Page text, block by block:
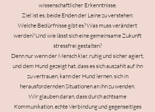
wissenschaftlicher Erkenntnisse.
Ziel ist es, beide Enden der Leine zu verstehen:
Welche Bedürfnisse gibt es? Was muss verändert
werden? Und wie lässt sich eine gemeinsame Zukunft
stressfrei gestalten?
Denn nur wenn der Mensch klar, ruhig und sicher agiert,
und dem Hund gezeigt hat, dass es sich auszahlt auf ihn
zu vertrauen, kann der Hund lernen, sich in
herausfordernden Situationen an ihn zu wenden.
Wir glauben daran, dass durch achtsame
Kommunikation, echte Verbindung und gegenseitiges